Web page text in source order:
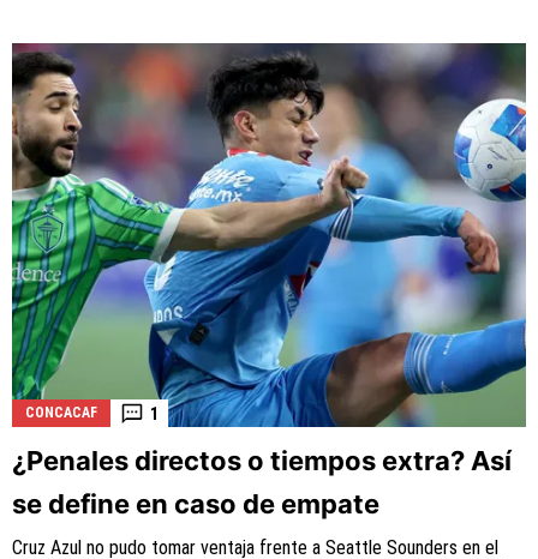
CONCACAF 1
¿Penales directos o tiempos extra? Así
se define en caso de empate
Cruz Azul no pudo tomar ventaja frente a Seattle Sounders en el